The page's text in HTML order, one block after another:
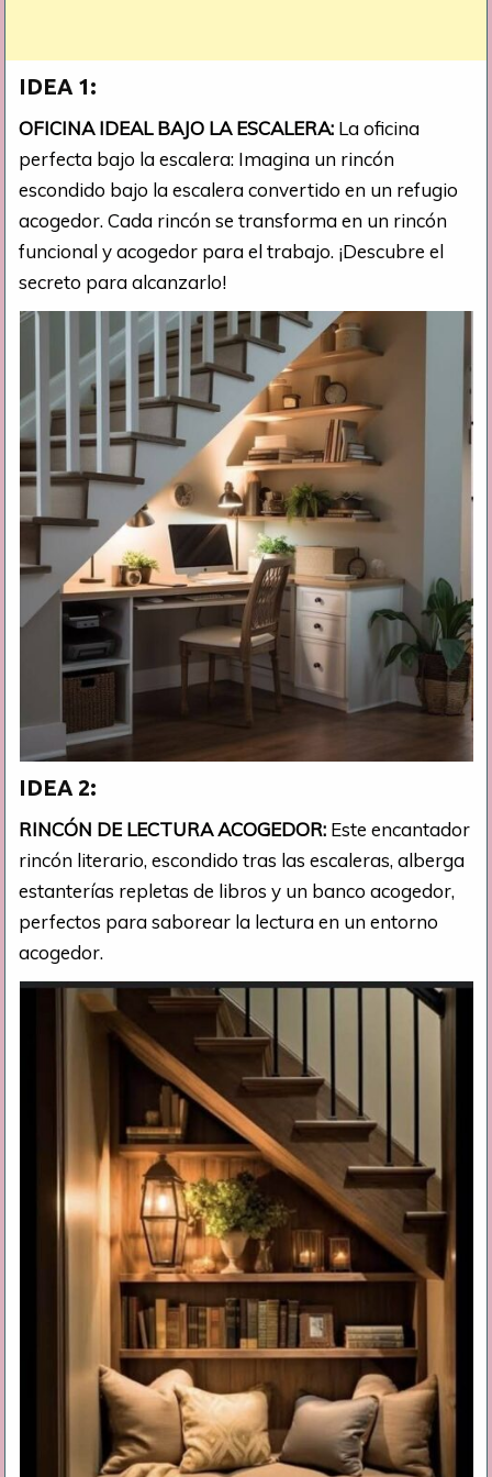
IDEA 1:
OFICINA IDEAL BAJO LA ESCALERA: La oficina
perfecta bajo la escalera: Imagina un rincón
escondido bajo la escalera convertido en un refugio
acogedor. Cada rincón se transforma en un rincón
funcional y acogedor para el trabajo. ¡Descubre el
secreto para alcanzarlo!
IDEA 2:
RINCÓN DE LECTURA ACOGEDOR: Este encantador
rincón literario, escondido tras las escaleras, alberga
estanterías repletas de libros y un banco acogedor,
perfectos para saborear la lectura en un entorno
acogedor.